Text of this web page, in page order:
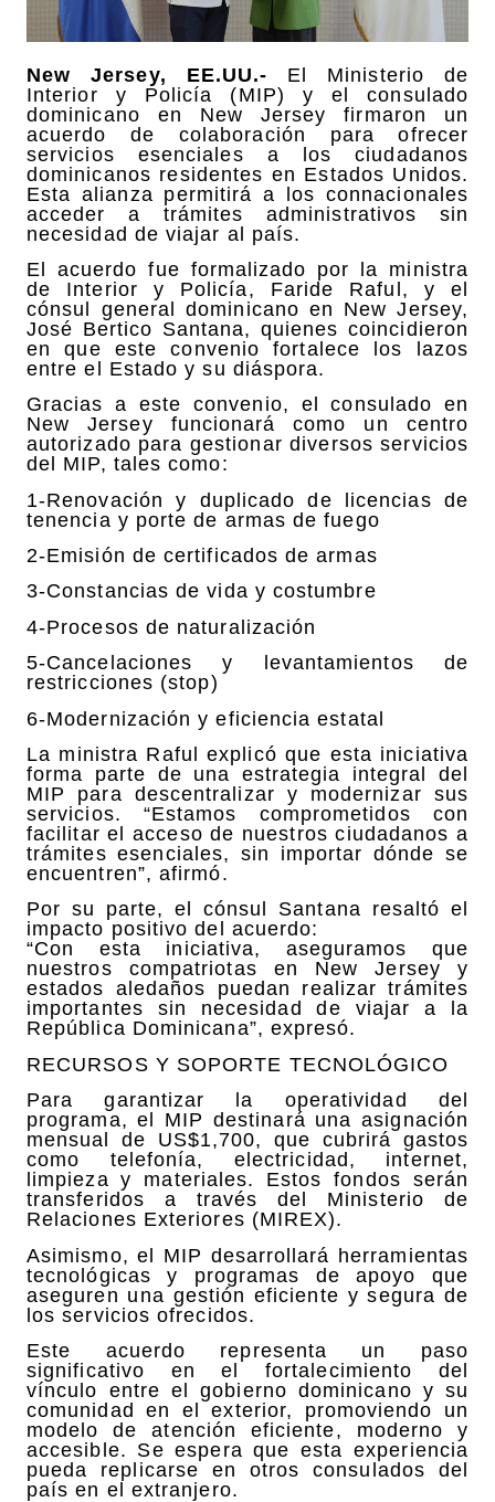
New Jersey, EE.UU.- El Ministerio de
Interior y Policía (MIP) y el consulado
dominicano en New Jersey firmaron un
acuerdo de colaboración para ofrecer
servicios esenciales a los ciudadanos
dominicanos residentes en Estados Unidos.
Esta alianza permitirá a los connacionales
acceder a trámites administrativos sin
necesidad de viajar al país.
El acuerdo fue formalizado por la ministra
de Interior y Policía, Faride Raful, y el
cónsul general dominicano en New Jersey,
José Bertico Santana, quienes coincidieron
en que este convenio fortalece los lazos
entre el Estado y su diáspora.
Gracias a este convenio, el consulado en
New Jersey funcionará como un centro
autorizado para gestionar diversos servicios
del MIP, tales como:
1-Renovación y duplicado de licencias de
tenencia y porte de armas de fuego
2-Emisión de certificados de armas
3-Constancias de vida y costumbre
4-Procesos de naturalización
5-Cancelaciones y levantamientos de
restricciones (stop)
6-Modernización y eficiencia estatal
La ministra Raful explicó que esta iniciativa
forma parte de una estrategia integral del
MIP para descentralizar y modernizar sus
servicios. “Estamos comprometidos con
facilitar el acceso de nuestros ciudadanos a
trámites esenciales, sin importar dónde se
encuentren”, afirmó.
Por su parte, el cónsul Santana resaltó el
impacto positivo del acuerdo:
“Con esta iniciativa, aseguramos que
nuestros compatriotas en New Jersey y
estados aledaños puedan realizar trámites
importantes sin necesidad de viajar a la
República Dominicana”, expresó.
RECURSOS Y SOPORTE TECNOLÓGICO
Para garantizar la operatividad del
programa, el MIP destinará una asignación
mensual de US$1,700, que cubrirá gastos
como telefonía, electricidad, internet,
limpieza y materiales. Estos fondos serán
transferidos a través del Ministerio de
Relaciones Exteriores (MIREX).
Asimismo, el MIP desarrollará herramientas
tecnológicas y programas de apoyo que
aseguren una gestión eficiente y segura de
los servicios ofrecidos.
Este acuerdo representa un paso
significativo en el fortalecimiento del
vínculo entre el gobierno dominicano y su
comunidad en el exterior, promoviendo un
modelo de atención eficiente, moderno y
accesible. Se espera que esta experiencia
pueda replicarse en otros consulados del
país en el extranjero.